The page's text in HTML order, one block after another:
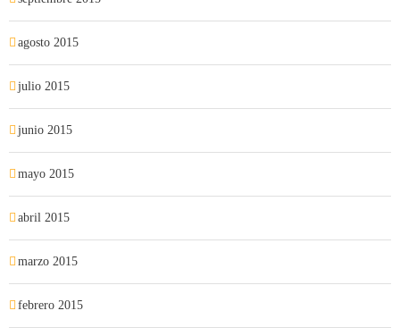
agosto 2015
julio 2015
junio 2015
mayo 2015
abril 2015
marzo 2015
febrero 2015